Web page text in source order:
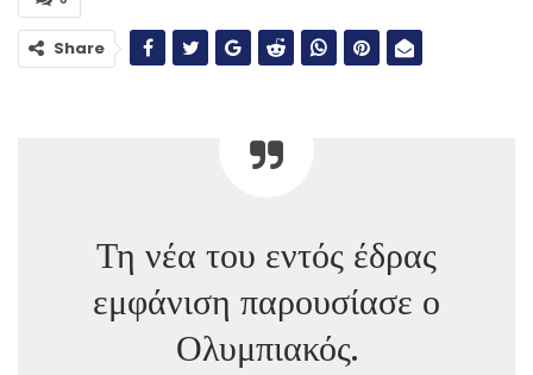
Share
Τη νέα του εντός έδρας
εμφάνιση παρουσίασε ο
Ολυμπιακός.